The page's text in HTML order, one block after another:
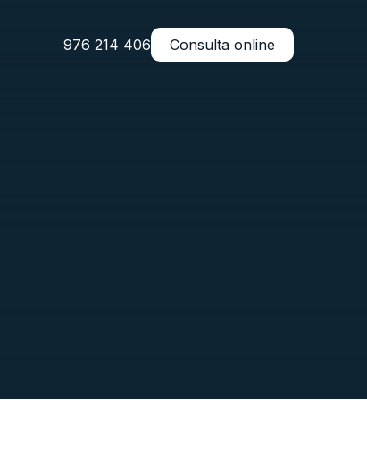
976 214 406 Consulta online